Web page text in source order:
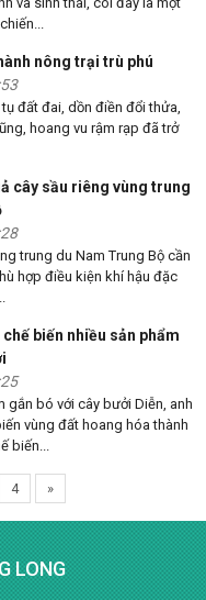
nông trại trù phú
đất đai, dồn điền đổi thửa,
hoang vu rậm rạp đã trở
cây sầu riêng vùng trung
trung du Nam Trung Bộ cần
hợp điều kiện khí hậu đặc
biến nhiều sản phẩm
gắn bó với cây bưởi Diễn, anh
vùng đất hoang hóa thành
biến...
4 »
LONG